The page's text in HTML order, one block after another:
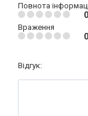
Повнота
Враження
Відгук: